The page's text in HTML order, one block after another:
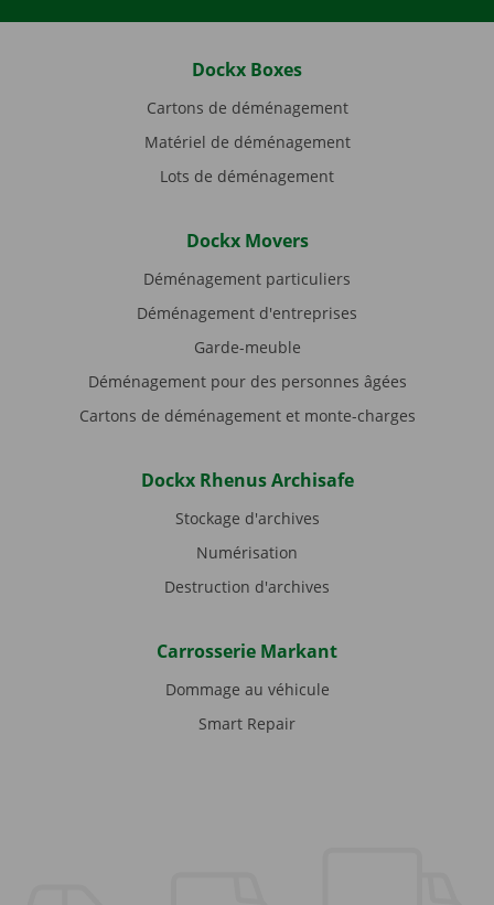
Dockx Boxes
Cartons de déménagement
Matériel de déménagement
Lots de déménagement
Dockx Movers
Déménagement particuliers
Déménagement d'entreprises
Garde-meuble
Déménagement pour des personnes âgées
Cartons de déménagement et monte-charges
Dockx Rhenus Archisafe
Stockage d'archives
Numérisation
Destruction d'archives
Carrosserie Markant
Dommage au véhicule
Smart Repair